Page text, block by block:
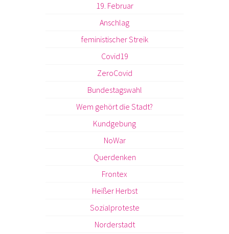
19. Februar
Anschlag
feministischer Streik
Covid19
ZeroCovid
Bundestagswahl
Wem gehört die Stadt?
Kundgebung
NoWar
Querdenken
Frontex
Heißer Herbst
Sozialproteste
Norderstadt